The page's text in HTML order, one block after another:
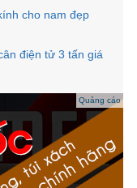
cho nam đẹp
điện tử 3 tấn giá
Quảng cáo